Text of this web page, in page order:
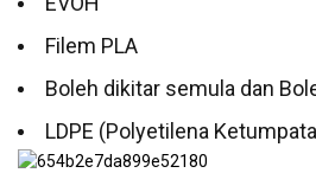
Filem PLA
Boleh dikitar semula dan
LDPE (Polyetilena